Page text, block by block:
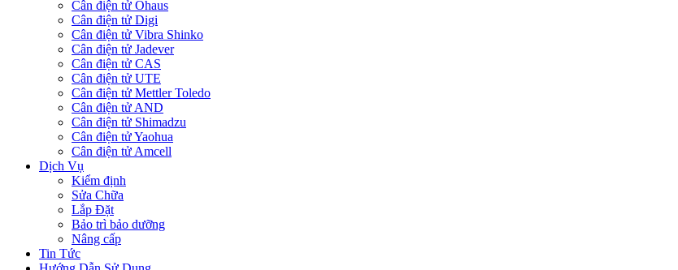
Cân điện tử Ohaus
Cân điện tử Digi
Cân điện tử Vibra Shinko
Cân điện tử Jadever
Cân điện tử CAS
Cân điện tử UTE
Cân điện tử Mettler Toledo
Cân điện tử AND
Cân điện tử Shimadzu
Cân điện tử Yaohua
Cân điện tử Amcell
Dịch Vụ
Kiểm định
Sửa Chữa
Lắp Đặt
Bảo trì bảo dưỡng
Nâng cấp
Tin Tức